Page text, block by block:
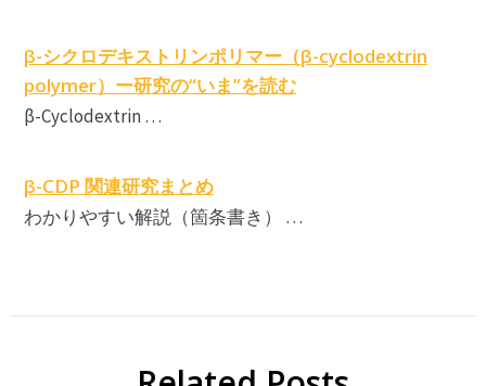
β-シクロデキストリンポリマー（β-cyclodextrin
polymer）ー研究の“いま”を読む
β-Cyclodextrin …
β-CDP 関連研究まとめ
わかりやすい解説（箇条書き） …